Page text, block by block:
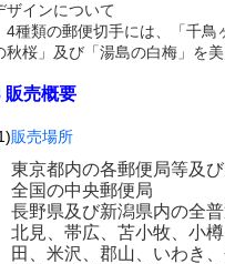
ザインについて
4種類の郵便切手には、「千鳥
秋桜」及び「湯島の白梅」を
販売概要
販売場所
東京都内の各郵便局等及
全国の中央郵便局
長野県及び新潟県内の全
北見、帯広、苫小牧、小
田、米沢、郡山、いわき